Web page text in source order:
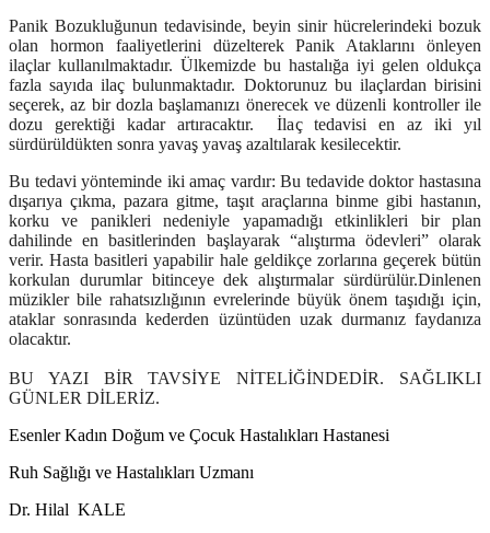
Panik Bozukluğunun tedavisinde, beyin sinir hücrelerindeki bozuk
olan hormon faaliyetlerini düzelterek Panik Ataklarını önleyen
ilaçlar kullanılmaktadır. Ülkemizde bu hastalığa iyi gelen oldukça
fazla sayıda ilaç bulunmaktadır. Doktorunuz bu ilaçlardan birisini
seçerek, az bir dozla başlamanızı önerecek ve düzenli kontroller ile
dozu gerektiği kadar artıracaktır. İlaç tedavisi en az iki yıl
sürdürüldükten sonra yavaş yavaş azaltılarak kesilecektir.
Bu tedavi yönteminde iki amaç vardır: Bu tedavide doktor hastasına
dışarıya çıkma, pazara gitme, taşıt araçlarına binme gibi hastanın,
korku ve panikleri nedeniyle yapamadığı etkinlikleri bir plan
dahilinde en basitlerinden başlayarak “alıştırma ödevleri” olarak
verir. Hasta basitleri yapabilir hale geldikçe zorlarına geçerek bütün
korkulan durumlar bitinceye dek alıştırmalar sürdürülür.Dinlenen
müzikler bile rahatsızlığının evrelerinde büyük önem taşıdığı için,
ataklar sonrasında kederden üzüntüden uzak durmanız faydanıza
olacaktır.
BU YAZI BİR TAVSİYE NİTELİĞİNDEDİR. SAĞLIKLI
GÜNLER DİLERİZ.
Esenler Kadın Doğum ve Çocuk Hastalıkları Hastanesi
Ruh Sağlığı ve Hastalıkları Uzmanı
Dr. Hilal KALE